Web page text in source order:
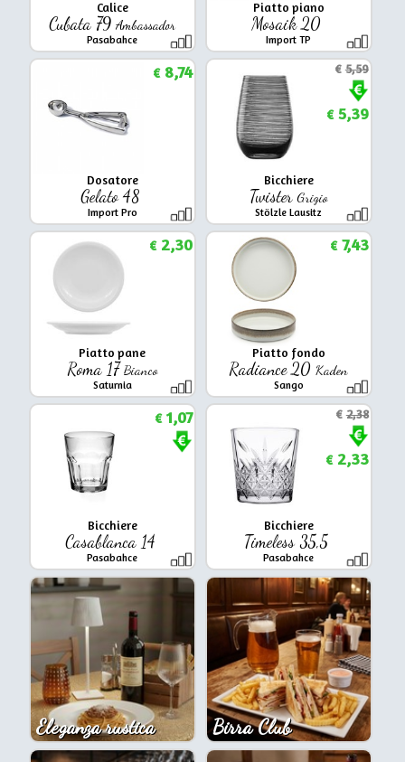
Calice
Cubata 79Ambassador
Pasabahce
Piatto piano
Mosaik 20
Import TP
Dosatore
Gelato 48
Import Pro
€8,74
Bicchiere
Twister Grigio
Stölzle Lausitz
€5,59
€5,39
Piatto pane
Roma 17Bianco
Saturnia
€2,30
Piatto fondo
Radiance 20 Kaden
Sango
€7,43
Bicchiere
Casablanca 14
Pasabahce
€1,07
Bicchiere
Timeless 35,5
Pasabahce
€2,38
€2,33
Eleganza rustica Birra Club